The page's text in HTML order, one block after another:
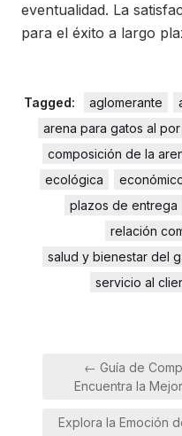
eventualidad. La
para el éxito a largo
Tagged: aglomerante
arena para gatos al
composición de la
ecológica
plazos de entrega
relación
salud y bienestar del
servicio al
Navegación
← Guía de
Encuentra la
Explora la Emoción